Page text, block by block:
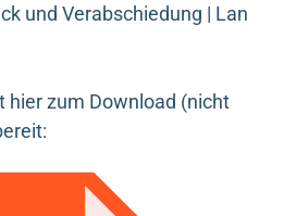
und Verabschiedung | Lan
hier zum Download (nicht